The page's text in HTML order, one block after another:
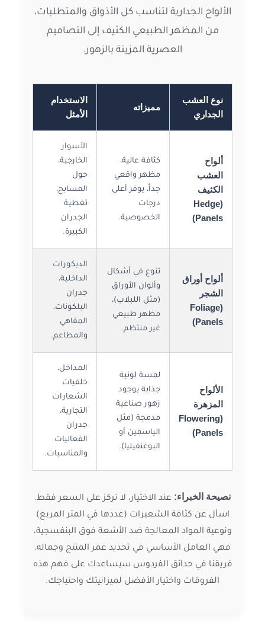
الألواح الجدارية لتناسب كل الأذواق والمتطلبات،
من المظهر الطبيعي الكثيف إلى التصاميم
العصرية المزينة بالزهور.
نوع العشب
الجداري
مميزاته
الاستخدام
الأمثل
ألواح
العشب
الكثيف
(Hedge
Panels)
كثافة عالية،
مظهر واقعي
جداً، يوفر أعلى
درجات
الخصوصية.
الأسوار
الخارجية،
حول
المسابح،
تغطية
الجدران
الكبيرة.
ألواح أوراق
الشجر
(Foliage
Panels)
تنوع في أشكال
وألوان الأوراق
(مثل اللبلاب)،
مظهر طبيعي
غير منتظم.
الديكورات
الداخلية،
جدران
البلكونات،
المقاهي
والمطاعم.
الألواح
المزهرة
(Flowering
Panels)
لمسة لونية
جذابة بوجود
زهور صناعية
مدمجة (مثل
الياسمين أو
البوغنفيليا).
المداخل،
خلفيات
الشعارات
التجارية،
جدران
الفعاليات
والمناسبات.
نصيحة الخبراء: عند الاختيار، لا تركز على السعر فقط.
اسأل عن كثافة الشعيرات (عددها في المتر المربع)
ونوعية المواد المعالجة ضد الأشعة فوق البنفسجية،
فهي العامل الأساسي في تحديد عمر المنتج وجماله.
فريقنا في حدائق الفردوس سيساعدك على فهم هذه
الفروقات واختيار الأفضل لميزانيتك واحتياجك.